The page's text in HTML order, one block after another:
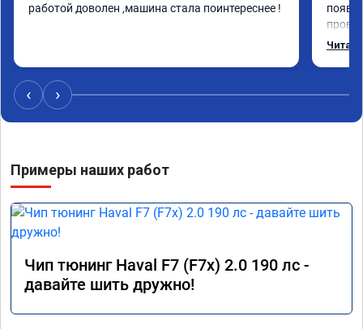
работой доволен ,машина стала поинтереснее !
‹ ›
Примеры наших работ
Чип тюнинг Haval F7 (F7x) 2.0 190 лс -
давайте шить дружно!